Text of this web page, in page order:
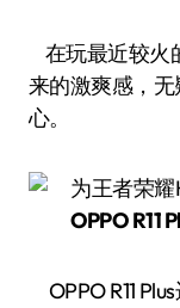
在玩最近较火
来的激爽感，
心。
OPPO R11
OPPO R11 Plus边框窄至1.6mm，让手机亮屏时刻变